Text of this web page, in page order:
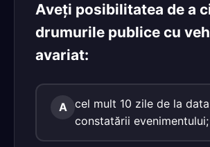
Aveți posibilitatea de a
drumurile publice cu
avariat:
A cel mult 10 zile de la data
constatării evenimentului;